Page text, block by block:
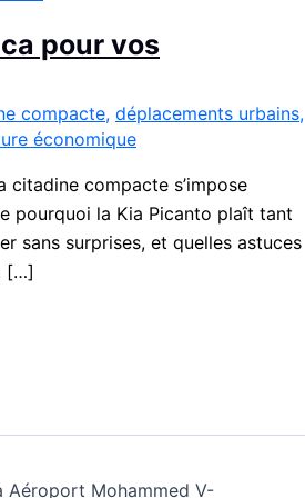
pour vos
compacte, déplacements urbains,
économique
citadine compacte s’impose
pourquoi la Kia Picanto plaît tant
sans surprises, et quelles astuces
[…]
Aéroport Mohammed V-